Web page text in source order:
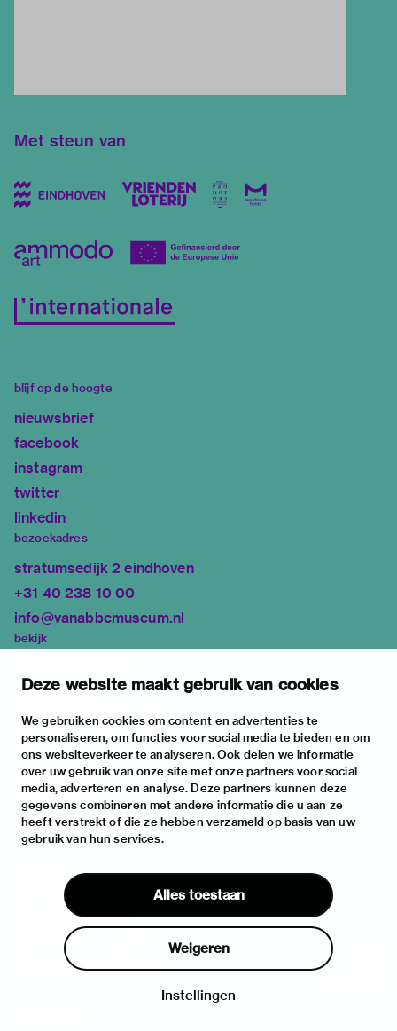
Deze website maakt gebruik van cookies
We gebruiken cookies om content en advertenties te
personaliseren, om functies voor social media te bieden en om
ons websiteverkeer te analyseren. Ook delen we informatie
over uw gebruik van onze site met onze partners voor social
media, adverteren en analyse. Deze partners kunnen deze
gegevens combineren met andere informatie die u aan ze
heeft verstrekt of die ze hebben verzameld op basis van uw
gebruik van hun services.
Alles toestaan
Weigeren
Instellingen
Met steun van
blijf op de hoogte
nieuwsbrief
facebook
instagram
twitter
linkedin
bezoekadres
stratumsedijk 2 eindhoven
+31 40 238 10 00
info@vanabbemuseum.nl
bekijk
activiteiten
praktische informatie
over
het museum
de collectie
fondsen & partners
huisregels
privacy & cookies
disclaimer & colofon
digitoegankelijkheid